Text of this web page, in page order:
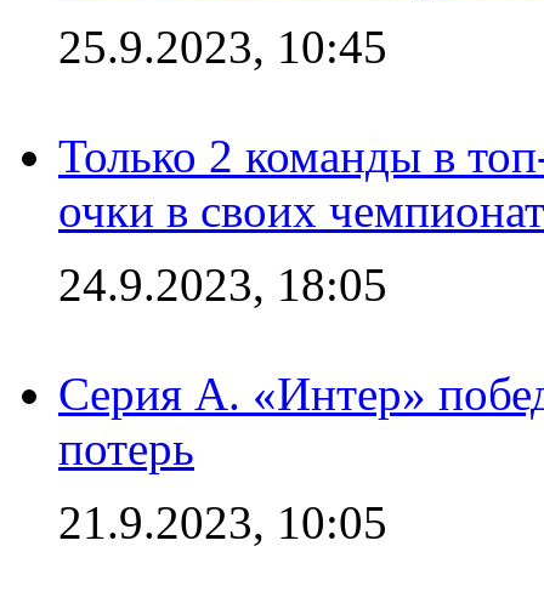
25.9.2023, 10:45
Только 2 команды в
очки в своих
24.9.2023, 18:05
Серия А. «Интер»
потерь
21.9.2023, 10:05